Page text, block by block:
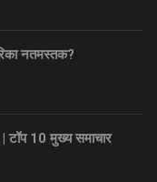
नतमस्तक?
10 मुख्य समाचार